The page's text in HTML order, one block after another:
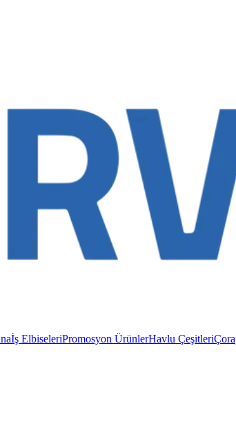
İş ElbiseleriPromosyon ÜrünlerHavlu Çeşitleri